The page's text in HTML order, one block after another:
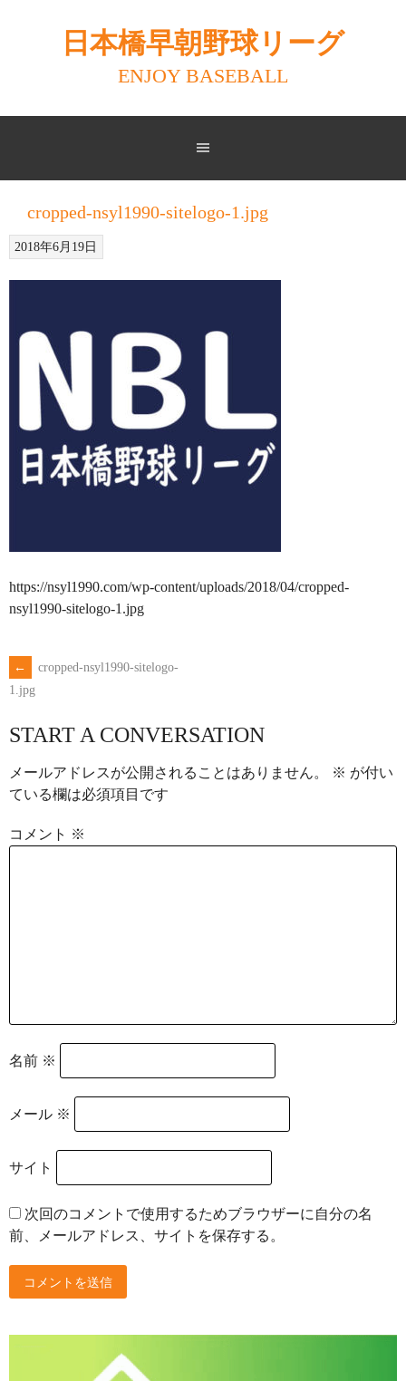
日本橋早朝野球リーグ
ENJOY BASEBALL
cropped-nsyl1990-sitelogo-1.jpg
2018年6月19日
https://nsyl1990.com/wp-content/uploads/2018/04/cropped-
nsyl1990-sitelogo-1.jpg
POST
NAVIGATION
←
cropped-nsyl1990-sitelogo-
1.jpg
START A CONVERSATION
メールアドレスが公開されることはありません。 ※ が付い
ている欄は必須項目です
コメント ※
名前 ※
メール ※
サイト
次回のコメントで使用するためブラウザーに自分の名
前、メールアドレス、サイトを保存する。